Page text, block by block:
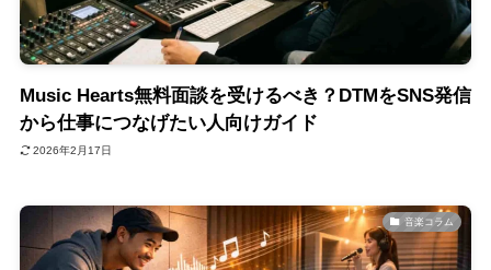
Music Hearts無料面談を受けるべき？DTMをSNS発信
から仕事につなげたい人向けガイド
2026年2月17日
音楽コラム